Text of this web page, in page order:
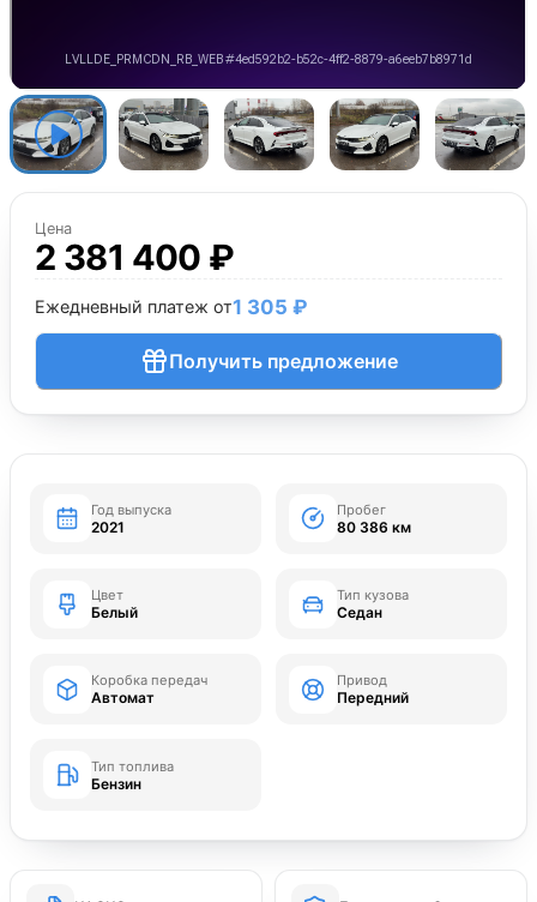
Цена
2 381 400 ₽
Ежедневный платеж от1 305 ₽
Получить предложение
Год выпуска
2021
Пробег
80 386 км
Цвет
Белый
Тип кузова
Седан
Коробка передач
Автомат
Привод
Передний
Тип топлива
Бензин